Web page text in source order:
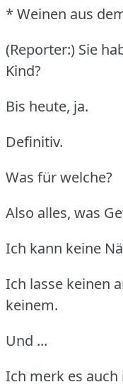
* Weinen aus
(Reporter:) Sie
Kind?
Bis heute, ja.
Definitiv.
Was für welche?
Also alles, was
Ich kann keine
Ich lasse keinen
keinem.
Und ...
Ich merk es auch